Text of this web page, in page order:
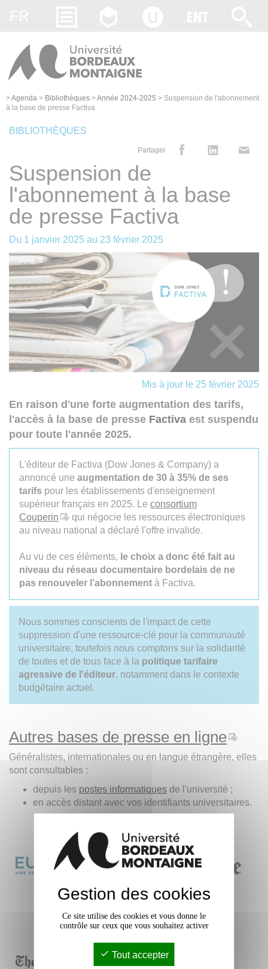
>Agenda > Bibliothèques >Année 2024-2025 > Suspension de l'abonnement
à la base de presse Factiva
BIBLIOTHÈQUES
Partager
Suspension de
l'abonnement à la base
de presse Factiva
Du 1 janvier 2025 au 23 février 2025
Mis à jour le 25 février 2025
En raison d'une forte augmentation des tarifs,
l'accès à la base de presse Factiva est suspendu
pour toute l'année 2025.
L'éditeur de Factiva (Dow Jones & Company) a
annoncé une augmentation de 30 à 35% de ses
tarifs pour les établissements d'enseignement
supérieur français en 2025. Le consortium
Couperin
qui négocie les ressources électroniques
au niveau national a déclaré l'offre invalide.
Au vu de ces éléments, le choix a donc été fait au
niveau du réseau documentaire bordelais de ne
pas renouveler l’abonnement à Factiva.
Nous sommes conscients de l'impact de cette
suppression d'une ressource-clé pour la communauté
universitaire, toutefois nous comptons sur la solidarité
de toutes et de tous face à la politique tarifaire
agressive de l'éditeur, notamment dans le contexte
budgétaire actuel.
Autres bases de presse en ligne
Généralistes, internationales ou en langue étrangère, elles
sont consultables :
depuis les postes informatiques de l'université ;
en accès distant avec vos identifiants universitaires.
Gestion des cookies
Ce site utilise des cookies et vous donne le
contrôle sur ceux que vous souhaitez activer
Tout accepter